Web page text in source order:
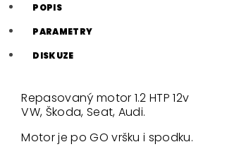
POPIS
PARAMETRY
DISKUZE
Repasovaný motor 1.2 HTP 12v
VW, Škoda, Seat, Audi.
Motor je po GO vršku i spodku.